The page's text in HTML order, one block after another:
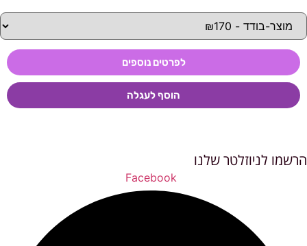
לפרטים נוספים
הוסף לעגלה
הרשמו לניוזלטר שלנו
Facebook